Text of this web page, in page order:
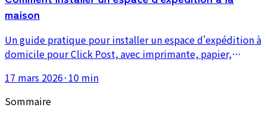
maison
Un guide pratique pour installer un espace d'expédition à
domicile pour Click Post, avec imprimante, papier,
et organisation du flux.
17 mars 2026· 10 min
Sommaire